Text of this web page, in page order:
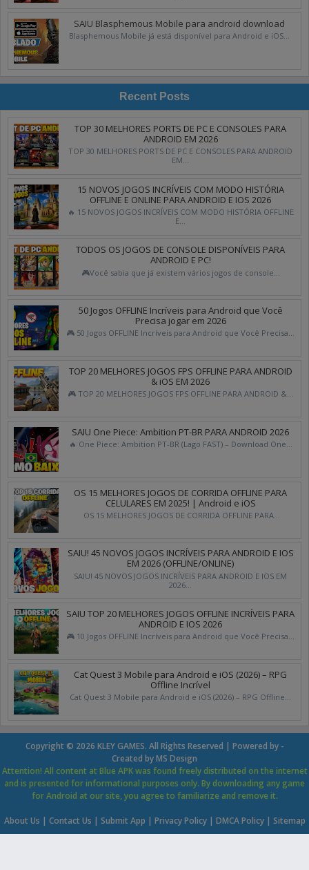
SAIU Blasphemous Mobile para android download
Blasphemous Mobile já está disponível para Android e iOS...
Recent Posts
TOP 30 MELHORES PORTS DE PC E CONSOLES PARA
ANDROID EM 2026
TOP 30 MELHORES PORTS DE PC E CONSOLES PARA ANDROID
EM...
15 NOVOS JOGOS INCRÍVEIS COM MODO HISTÓRIA
OFFLINE E ONLINE PARA ANDROID E IOS 2026
🔥 15 NOVOS JOGOS INCRÍVEIS COM MODO HISTÓRIA OFFLINE
E...
TODOS OS JOGOS DE CONSOLE DISPONÍVEIS PARA
ANDROID E PC!
🎮Você sabia que já existem vários jogos de console...
50 Jogos OFFLINE Incríveis para Android que Você
Precisa jogar em 2026
🎮 50 Jogos OFFLINE Incríveis para Android que Você Precisa...
TOP 20 MELHORES JOGOS FPS OFFLINE PARA ANDROID
& iOS EM 2026
🎮 TOP 20 MELHORES JOGOS FPS OFFLINE PARA ANDROID &...
SAIU One Piece: Ambition PT-BR PARA ANDROID 2026
🔥 One Piece: Ambition PT-BR (Lago FAST) – Download One...
OS 15 MELHORES JOGOS DE CORRIDA OFFLINE PARA
CELULARES EM 2025! | Android e iOS
OS 15 MELHORES JOGOS DE CORRIDA OFFLINE PARA...
SAIU! 45 NOVOS JOGOS INCRÍVEIS PARA ANDROID E IOS
EM 2026 (OFFLINE/ONLINE)
SAIU! 45 NOVOS JOGOS INCRÍVEIS PARA ANDROID E IOS EM
2026...
SAIU TOP 20 MELHORES JOGOS OFFLINE INCRÍVEIS PARA
ANDROID E IOS 2026
🎮 10 Jogos OFFLINE Incríveis para Android que Você Precisa...
Cat Quest 3 Mobile para Android e iOS (2026) – RPG
Offline Incrível
Cat Quest 3 Mobile para Android e iOS (2026) – RPG Offline...
Copyright © 2026 KLEY GAMES. All Rights Reserved | Powered by -
Created byMS Design
Attention! All content at Blue APK was found freely distributed on the internet
and is presented for informational purposes only. By downloading any game
for Android at our site, you agree to familiarize and remove it.
About Us | Contact Us | Submit App | Privacy Policy| DMCA Policy| Sitemap